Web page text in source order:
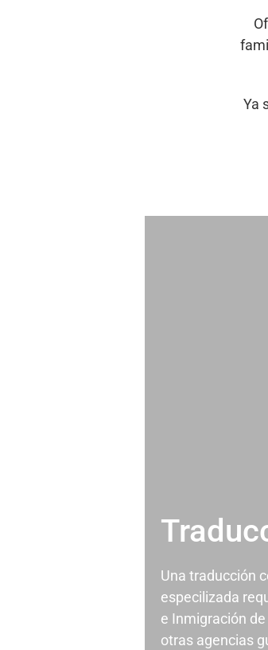
Ya
Una traducción
especilizada
e Inmigración
otras agencias